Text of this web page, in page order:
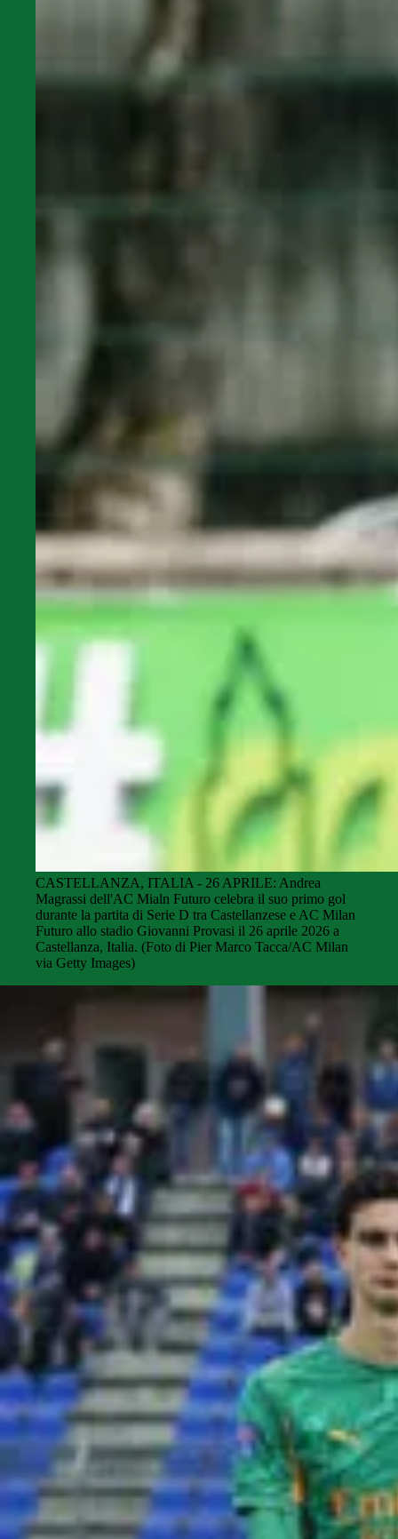
CASTELLANZA, ITALIA - 26 APRILE: Andrea
Magrassi dell'AC Mialn Futuro celebra il suo primo gol
durante la partita di Serie D tra Castellanzese e AC Milan
Futuro allo stadio Giovanni Provasi il 26 aprile 2026 a
Castellanza, Italia. (Foto di Pier Marco Tacca/AC Milan
via Getty Images)